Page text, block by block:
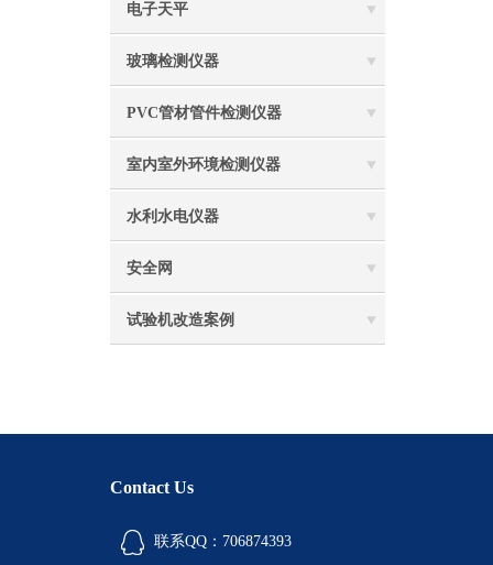
电子天平
玻璃检测仪器
PVC管材管件检测仪器
室内室外环境检测仪器
水利水电仪器
安全网
试验机改造案例
Contact Us
联系QQ：706874393